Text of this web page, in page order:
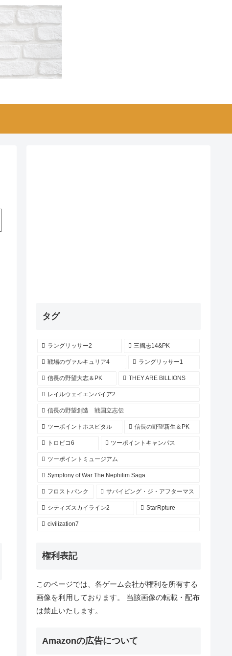
タグ
ラングリッサー2 三國志14&PK
戦場のヴァルキュリア4 ラングリッサー1
信長の野望大志＆PK THEY ARE BILLIONS
レイルウェイエンパイア2
信長の野望創造 戦国立志伝
ツーポイントホスピタル 信長の野望新生＆PK
トロピコ6 ツーポイントキャンパス
ツーポイントミュージアム
Sympfony of War The Nephilim Saga
フロストパンク サバイビング・ジ・アフターマス
シティズスカイライン2 StarRpture
civilization7
権利表記
このページでは、各ゲーム会社が権利を所有する
画像を利用しております。 当該画像の転載・配布
は禁止いたします。
Amazonの広告について